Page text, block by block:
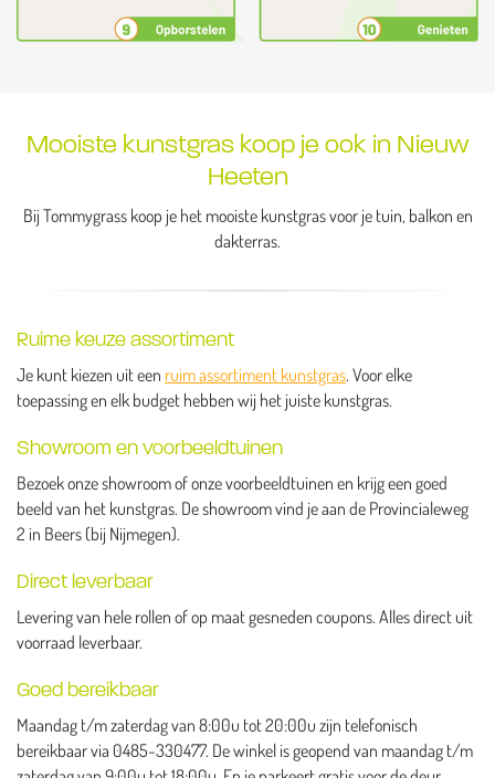
Mooiste kunstgras koop je ook in Nieuw
Heeten
Bij Tommygrass koop je het mooiste kunstgras voor je tuin, balkon en
dakterras.
Ruime keuze assortiment
Je kunt kiezen uit een ruim assortiment kunstgras. Voor elke
toepassing en elk budget hebben wij het juiste kunstgras.
Showroom en voorbeeldtuinen
Bezoek onze showroom of onze voorbeeldtuinen en krijg een goed
beeld van het kunstgras. De showroom vind je aan de Provincialeweg
2 in Beers (bij Nijmegen).
Direct leverbaar
Levering van hele rollen of op maat gesneden coupons. Alles direct uit
voorraad leverbaar.
Goed bereikbaar
Maandag t/m zaterdag van 8:00u tot 20:00u zijn telefonisch
bereikbaar via 0485-330477. De winkel is geopend van maandag t/m